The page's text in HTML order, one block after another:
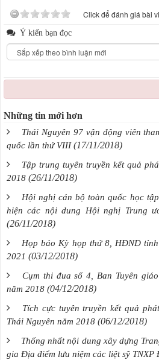
Click để đánh giá bài
Ý kiến bạn đọc
Những tin mới hơn
Thái Nguyên 97 vận động viên
quốc lần thứ VIII (17/11/2018)
Tập trung tuyên truyền kết quả
2018 (26/11/2018)
Hội nghị cán bộ toàn quốc học
hiện các nội dung Hội nghị Trung
(26/11/2018)
Họp báo Kỳ họp thứ 8, HĐND
2021 (03/12/2018)
Cụm thi đua số 4, Ban Tuyên
năm 2018 (04/12/2018)
Tích cực tuyên truyền kết quả
Thái Nguyên năm 2018 (06/12/2018)
Thống nhất nội dung xây dựng
gia Địa điểm lưu niệm các liệt sỹ TNXP